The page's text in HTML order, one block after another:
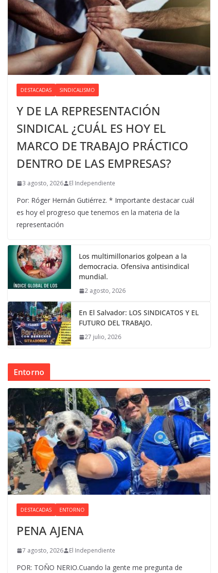
DESTACADAS SINDICALISMO
Y DE LA REPRESENTACIÓN
SINDICAL ¿CUÁL ES HOY EL
MARCO DE TRABAJO PRÁCTICO
DENTRO DE LAS EMPRESAS?
3 agosto, 2026 El Independiente
Por: Róger Hernán Gutiérrez. * Importante destacar cuál
es hoy el progreso que tenemos en la materia de la
representación
Los multimillonarios golpean a la
democracia. Ofensiva antisindical
mundial.
2 agosto, 2026
En El Salvador: LOS SINDICATOS Y EL
FUTURO DEL TRABAJO.
27 julio, 2026
Entorno
DESTACADAS ENTORNO
PENA AJENA
7 agosto, 2026 El Independiente
POR: TOÑO NERIO.Cuando la gente me pregunta de